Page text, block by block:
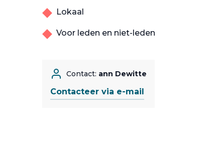
Lokaal
Voor leden en niet-leden
Contact: ann Dewitte
Contacteer via e-mail